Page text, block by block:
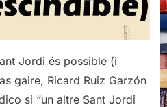
Jordi és possible (i
gaire, Ricard Ruiz Garzón
si “un altre Sant Jordi